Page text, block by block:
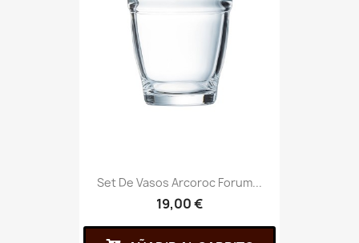
Set De Vasos Arcoroc Forum...
19,00 €